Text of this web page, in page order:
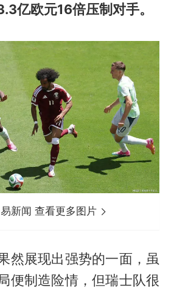
亿欧元16倍压制对手。
新闻 查看更多图片
然展现出强势的一面，虽
便制造险情，但瑞士队很